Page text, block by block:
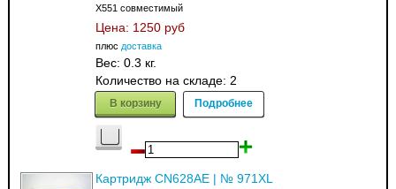
X551 совместимый
Цена: 1250 руб
плюс доставка
Вес:0.3 кг.
Количество на складе:2
В корзину Подробнее
Картридж CN628AE | № 971XL